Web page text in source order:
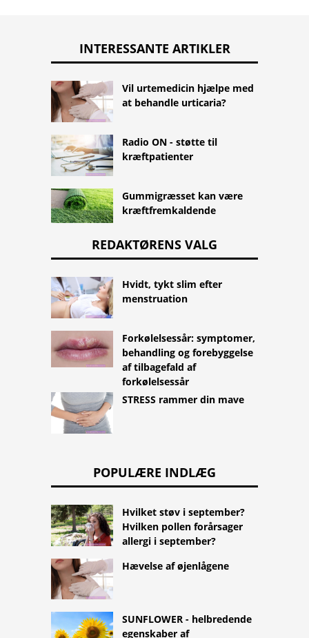
INTERESSANTE ARTIKLER
Vil urtemedicin hjælpe med
at behandle urticaria?
Radio ON - støtte til
kræftpatienter
Gummigræsset kan være
kræftfremkaldende
REDAKTØRENS VALG
Hvidt, tykt slim efter
menstruation
Forkølelsessår: symptomer,
behandling og forebyggelse
af tilbagefald af
forkølelsessår
STRESS rammer din mave
POPULÆRE INDLÆG
Hvilket støv i september?
Hvilken pollen forårsager
allergi i september?
Hævelse af øjenlågene
SUNFLOWER - helbredende
egenskaber af